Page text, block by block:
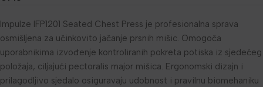
Impulze IFP1201 Seated Chest Press je profesionalna sprava
osmišljena za učinkovito jačanje prsnih mišic. Omogoča
uporabnikima izvođenje kontroliranih pokreta potiska iz sjedećeg
položaja, ciljajući pectoralis major mišica. Ergonomski dizajn i
prilagodljivo sjedalo osiguravaju udobnost i pravilnu biomehaniku